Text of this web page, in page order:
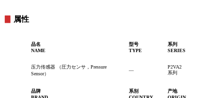
属性
品名
NAME
型号
TYPE
系列
SERIES
压力传感器 （圧力センサ，Pressure
Sensor）
—
P2VA2
系列
品牌
系别
产地